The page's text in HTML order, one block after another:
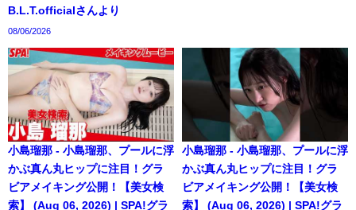
B.L.T.officialさんより
08/06/2026
小島瑠那 - 小島瑠那、プールに浮
かぶ真ん丸ヒップに注目！グラ
ビアメイキング公開！【美女検
索】 (Aug 06, 2026) | SPA!グラ
小島瑠那 - 小島瑠那、プールに浮
かぶ真ん丸ヒップに注目！グラ
ビアメイキング公開！【美女検
索】 (Aug 06, 2026) | SPA!グラ